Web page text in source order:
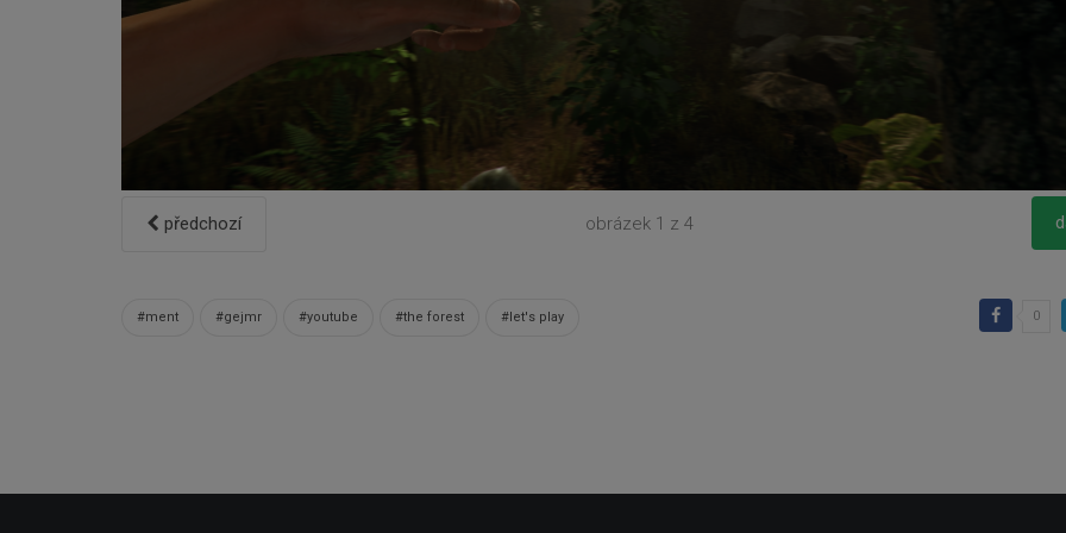
předchozí obrázek 1 z 4
#ment #gejmr #youtube #the forest #let's play 0